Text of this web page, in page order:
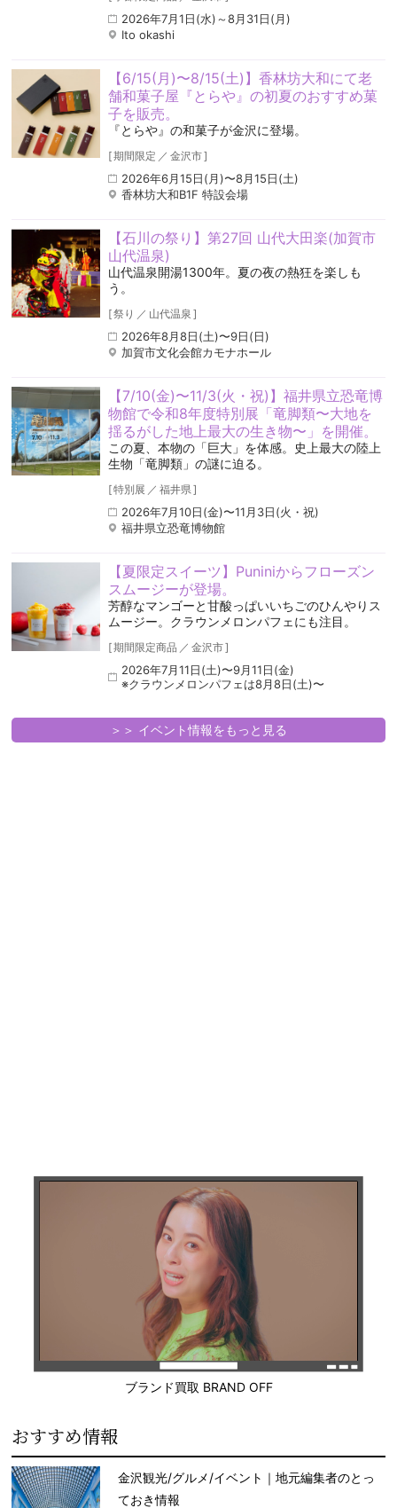
2026年7月1日(水)～8月31日(月)
Ito okashi
【6/15(月)〜8/15(土)】香林坊大和にて老
舗和菓子屋『とらや』の初夏のおすすめ菓
子を販売。
『とらや』の和菓子が金沢に登場。
[期間限定 ／ 金沢市]
2026年6月15日(月)〜8月15日(土)
香林坊大和B1F 特設会場
【石川の祭り】第27回 山代大田楽(加賀市
山代温泉)
山代温泉開湯1300年。夏の夜の熱狂を楽しも
う。
[祭り ／ 山代温泉 ]
2026年8月8日(土)〜9日(日)
加賀市文化会館カモナホール
【7/10(金)〜11/3(火・祝)】福井県立恐竜博
物館で令和8年度特別展「竜脚類〜大地を
揺るがした地上最大の生き物〜」を開催。
この夏、本物の「巨大」を体感。史上最大の陸上
生物「竜脚類」の謎に迫る。
[特別展 ／ 福井県]
2026年7月10日(金)〜11月3日(火・祝)
福井県立恐竜博物館
【夏限定スイーツ】Puniniからフローズン
スムージーが登場。
芳醇なマンゴーと甘酸っぱいいちごのひんやりス
ムージー。クラウンメロンパフェにも注目。
[期間限定商品 ／ 金沢市]
2026年7月11日(土)〜9月11日(金)
※クラウンメロンパフェは8月8日(土)〜
＞＞ イベント情報をもっと見る
ブランド買取 BRAND OFF
おすすめ情報
金沢観光/グルメ/イベント｜地元編集者のとっ
ておき情報